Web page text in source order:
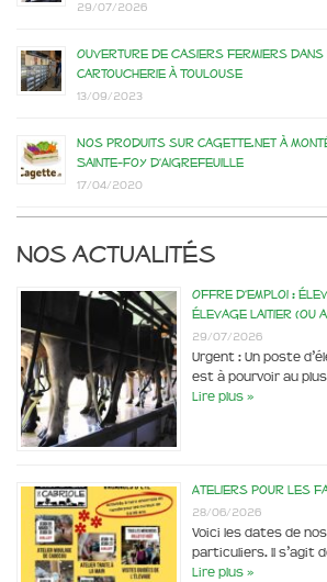
29/07/2026
Ouverture de casiers fermiers
Cartoucherie à Toulouse
13/09/2023
Nos produits sur Cagette.net à
Sainte-Foy d’Aigrefeuille
17/04/2020
Nos actualités
Offre d’emploi :
élevage laitier (ou
29/07/2026
Urgent : Un poste
est à pourvoir au
Lire plus »
Ateliers pour les
28/06/2026
Voici les dates de
particuliers. Il s’agit
Lire plus »